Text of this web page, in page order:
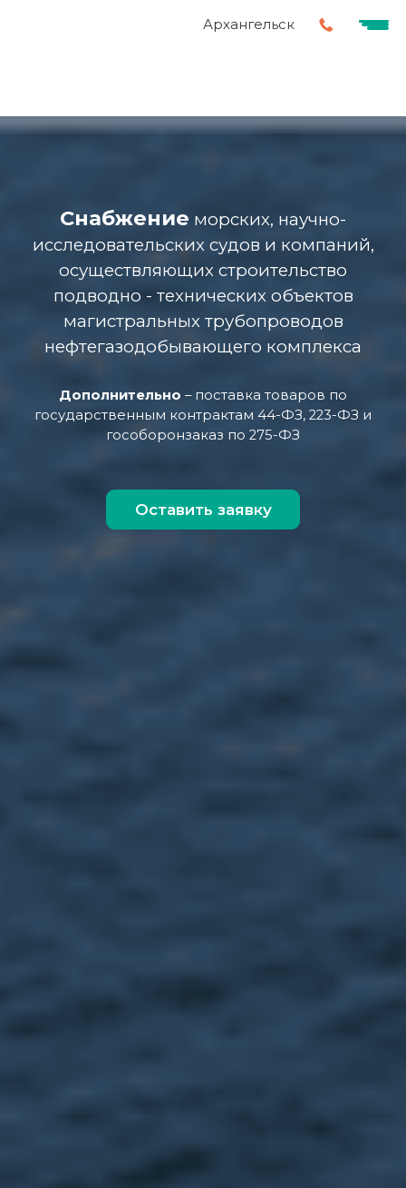
Архангельск
Снабжение морских, научно-
исследовательских судов и компаний,
осуществляющих строительство
подводно - технических объектов
магистральных трубопроводов
нефтегазодобывающего комплекса
Дополнительно – поставка товаров по
государственным контрактам 44-ФЗ, 223-ФЗ и
гособоронзаказ по 275-ФЗ
Оставить заявку